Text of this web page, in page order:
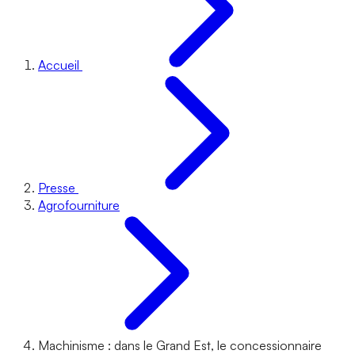
Accueil
Presse
Agrofourniture
Machinisme : dans le Grand Est, le concessionnaire